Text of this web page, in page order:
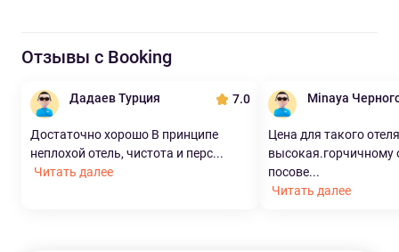
Отзывы с Booking
Дадаев Турция 7.0
Достаточно хорошо В принципе
неплохой отель, чистота и перс...
Читать далее
Minaya
Цена для такого
высокая.горчичному
посове...
Читать далее